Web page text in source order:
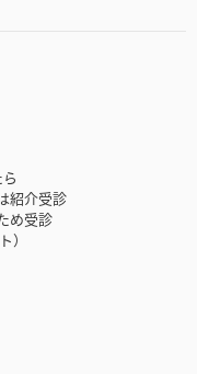
紹介受診
め受診
）